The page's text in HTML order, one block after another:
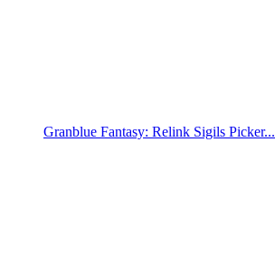
Granblue Fantasy: Relink Sigils Picker...